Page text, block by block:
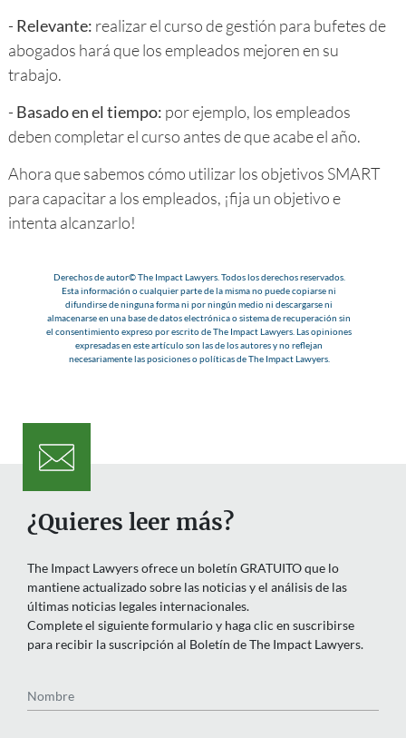
- Relevante: realizar el curso de gestión para bufetes de
abogados hará que los empleados mejoren en su
trabajo.
- Basado en el tiempo: por ejemplo, los empleados
deben completar el curso antes de que acabe el año.
Ahora que sabemos cómo utilizar los objetivos SMART
para capacitar a los empleados, ¡fija un objetivo e
intenta alcanzarlo!
Derechos de autor© The Impact Lawyers. Todos los derechos reservados.
Esta información o cualquier parte de la misma no puede copiarse ni
difundirse de ninguna forma ni por ningún medio ni descargarse ni
almacenarse en una base de datos electrónica o sistema de recuperación sin
el consentimiento expreso por escrito de The Impact Lawyers. Las opiniones
expresadas en este artículo son las de los autores y no reflejan
necesariamente las posiciones o políticas de The Impact Lawyers.
¿Quieres leer más?
The Impact Lawyers ofrece un boletín GRATUITO que lo
mantiene actualizado sobre las noticias y el análisis de las
últimas noticias legales internacionales.
Complete el siguiente formulario y haga clic en suscribirse
para recibir la suscripción al Boletín de The Impact Lawyers.